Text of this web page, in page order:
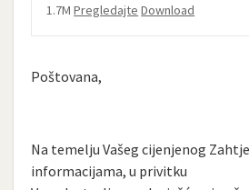
1.7MPregledajte Download
Poštovana,
Na temelju Vašeg cijenjenog
informacijama, u privitku